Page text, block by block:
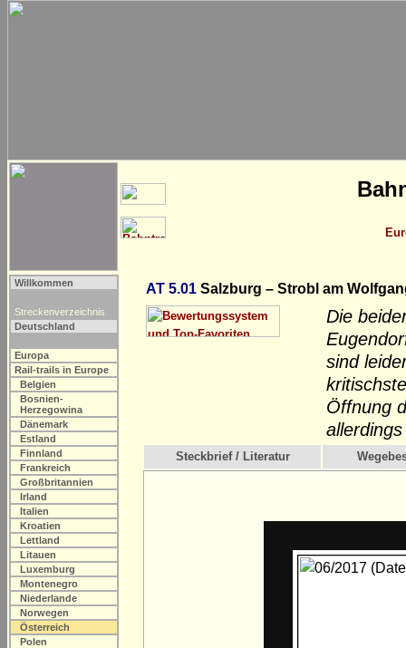
Willkommen
Streckenverzeichnis
Deutschland
Europa
Rail-trails in Europe
Belgien
Bosnien-
Herzegowina
Dänemark
Estland
Finnland
Frankreich
Großbritannien
Irland
Italien
Kroatien
Lettland
Litauen
Luxemburg
Montenegro
Niederlande
Norwegen
Österreich
Polen
AT 5.01 Salzburg – Strobl am
Die
sind
Öffnung
Steckbrief / Literatur